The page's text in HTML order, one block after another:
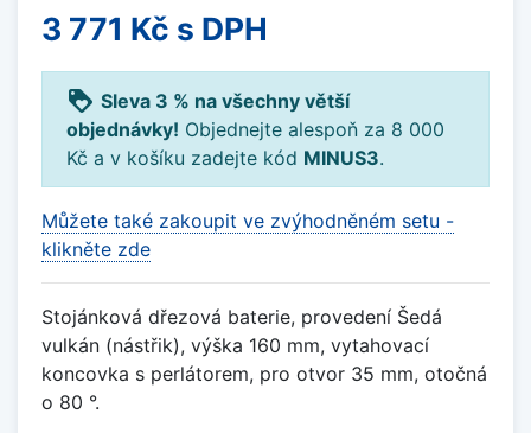
3 771 Kč s DPH
loyalty Sleva 3 % na všechny větší
objednávky! Objednejte alespoň za 8 000
Kč a v košíku zadejte kód MINUS3.
Můžete také zakoupit ve zvýhodněném setu -
klikněte zde
Stojánková dřezová baterie, provedení Šedá
vulkán (nástřik), výška 160 mm, vytahovací
koncovka s perlátorem, pro otvor 35 mm, otočná
o 80 °.